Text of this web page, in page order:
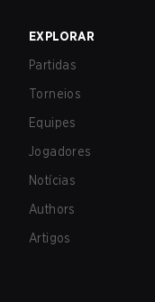
EXPLORAR
Partidas
Torneios
Equipes
Jogadores
Notícias
Authors
Artigos